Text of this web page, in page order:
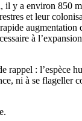
il y a environ 850
et leur
augmentation
à
rappel : l’espèce
ni à se flageller